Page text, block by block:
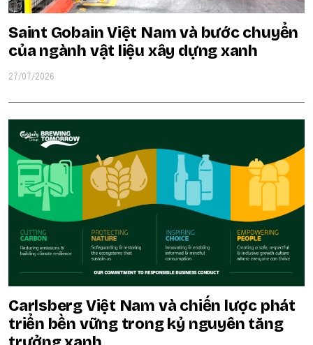
Saint Gobain Việt Nam và bước chuyển
của ngành vật liệu xây dựng xanh
27/07/2026
Carlsberg Việt Nam và chiến lược phát
triển bền vững trong kỷ nguyên tăng